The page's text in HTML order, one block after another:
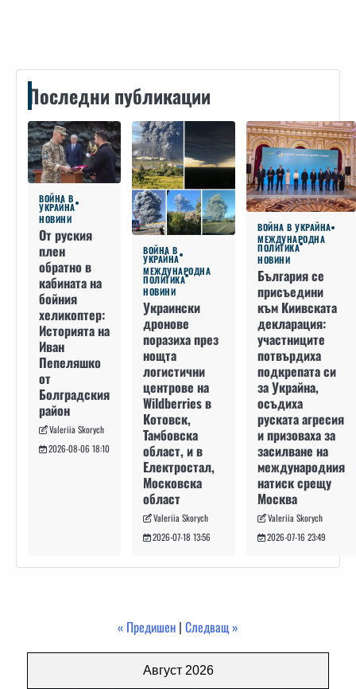
Последни публикации
ВОЙНА В
УКРАЙНА
НОВИНИ
От руския
плен
обратно в
кабината на
бойния
хеликоптер:
Историята на
Иван
Пепеляшко
от
Болградския
район
Valeriia Skorych
2026-08-06 18:10
ВОЙНА В
УКРАЙНА
МЕЖДУНАРОДНА
ПОЛИТИКА
НОВИНИ
Украински
дронове
поразиха през
нощта
логистични
центрове на
Wildberries в
Котовск,
Тамбовска
област, и в
Електростал,
Московска
област
Valeriia Skorych
2026-07-18 13:56
ВОЙНА В УКРАЙНА
МЕЖДУНАРОДНА
ПОЛИТИКА
НОВИНИ
България се
присъедини
към Киивската
декларация:
участниците
потвърдиха
подкрепата си
за Украйна,
осъдиха
руската агресия
и призоваха за
засилване на
международния
натиск срещу
Москва
Valeriia Skorych
2026-07-16 23:49
« Предишен | Следващ »
Август 2026